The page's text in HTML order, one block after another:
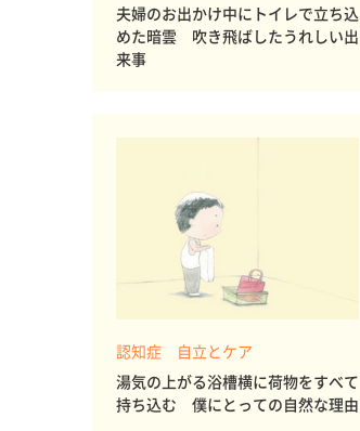
夫婦のお出かけ中にトイレで立ち込
めた暗雲 吹き飛ばしたうれしい出
来事
認知症 自立とケア
湯気の上がる浴槽横に荷物をすべて
持ち込む 僕にとっての自然な理由